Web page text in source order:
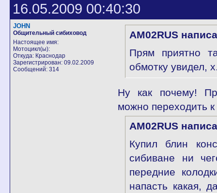
16.05.2009 00:40:30
JOHN
Общительный сибиховод
Настоящее имя:
Мотоцикл(ы):
Откуда: Краснодар
Зарегистрирован: 09.02.2009
Сообщений: 314
AM02RUS
Прям приятно
обмотку увидел,
Ну как почему!
можно переходить
AM02RUS
Купил блин
сибиване ни
передние
напасть какая,